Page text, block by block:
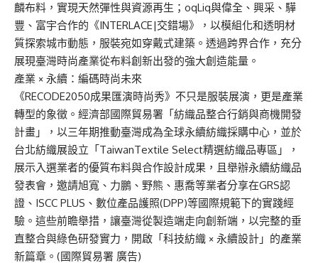
麟布料，實現天然彈性與資源再生； oqLiq與偉全、興采、驊
豐、富宇合作的《INTERLACE|交錯場》，以模組化和透明材
質探索城市動態，服裝宛如穿戴式建築。透過跨界合作，充分
展現臺灣時尚產業從布料創新出發的強大創造能量。
產業 × 永續：編碼時尚未來
《RECODE2050成果匯演時尚秀》不只是服裝展演，更是產業
轉型的象徵。經濟部國際貿易署「紡織品整合行銷與商機開發
計畫」，以三年期推動臺灣成為全球永續紡織採購中心，並於
台北紡織展設立「 TaiwanTextile Select精選紡織品專區」，
展示入選業者的優質布料與合作設計成果，且舉辦永續紡織品
發表會，邀請旭寬、力鵬、野熊、惠喬等業者分享在GRS認
證、 ISCC PLUS 、數位產品護照(DPP)等國際規範下的實踐經
驗。這些前瞻舉措，讓臺灣從製造端走向創新端，以完整的垂
直整合與綠色研發實力，開啟「科技紡織 × 永續設計」的產業
新篇章。 (國際貿易署 廣告)